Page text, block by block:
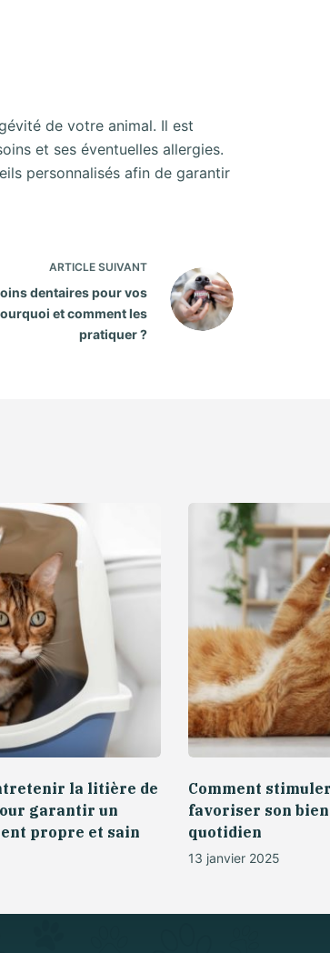
de votre animal. Il est
et ses éventuelles allergies.
personnalisés afin de garantir
ARTICLE SUIVANT
dentaires pour vos
et comment les
pratiquer ?
la litière de
garantir un
propre et sain
Comment
favoriser son
quotidien
13 janvier 2025